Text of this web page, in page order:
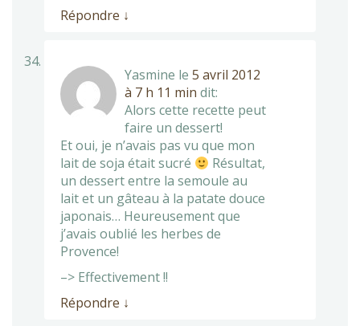
Répondre ↓
Yasmine le 5 avril 2012
à 7 h 11 min dit:
Alors cette recette peut
faire un dessert!
Et oui, je n’avais pas vu que mon
lait de soja était sucré
Résultat,
un dessert entre la semoule au
lait et un gâteau à la patate douce
japonais… Heureusement que
j’avais oublié les herbes de
Provence!
–> Effectivement !!
Répondre ↓